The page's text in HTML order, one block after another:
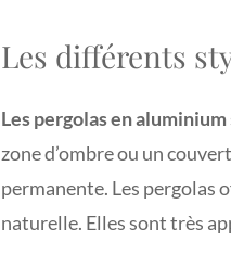
Les différents
Les pergolas en aluminium
zone d’ombre ou un
permanente. Les pergolas
naturelle. Elles sont très